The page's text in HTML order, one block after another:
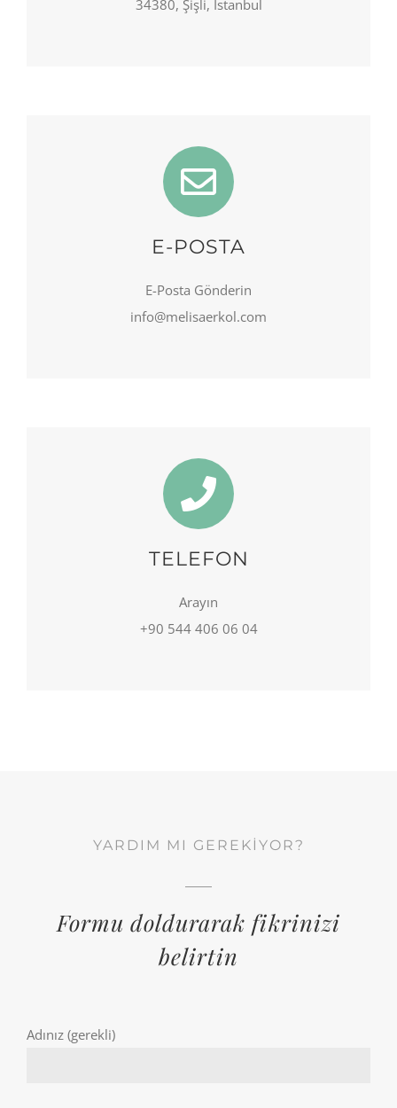
34380, Şişli, İstanbul
E-POSTA
E-Posta Gönderin
info@melisaerkol.com
TELEFON
Arayın
+90 544 406 06 04
YARDIM MI GEREKİYOR?
Formu doldurarak fikrinizi
belirtin
Adınız (gerekli)